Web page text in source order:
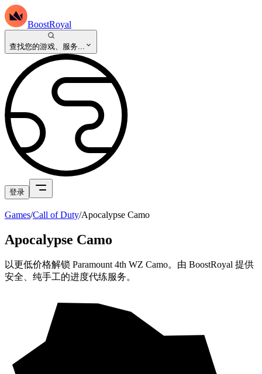
BoostRoyal
查找您的游戏、服务...
登录
Games/Call of Duty/Apocalypse Camo
Apocalypse Camo
以更低价格解锁 Paramount 4th WZ Camo。由 BoostRoyal 提供
安全、纯手工的进度代练服务。